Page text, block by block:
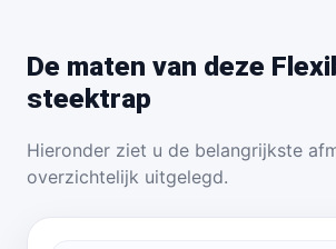
De maten van deze
steektrap
Hieronder ziet u de belangrijkste
overzichtelijk uitgelegd.